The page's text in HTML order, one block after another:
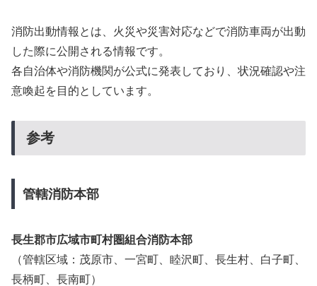
消防出動情報とは、火災や災害対応などで消防車両が出動
した際に公開される情報です。
各自治体や消防機関が公式に発表しており、状況確認や注
意喚起を目的としています。
参考
管轄消防本部
長生郡市広域市町村圏組合消防本部
（管轄区域：茂原市、一宮町、睦沢町、長生村、白子町、
長柄町、長南町）